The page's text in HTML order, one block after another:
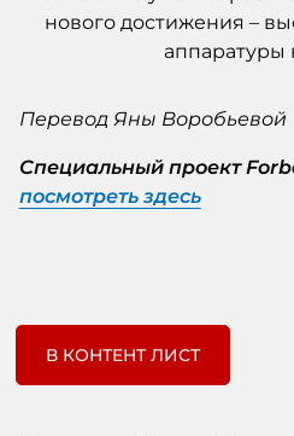
Перевод Яны Воробьевой
Специальный проект
посмотреть здесь
В КОНТЕНТ ЛИСТ